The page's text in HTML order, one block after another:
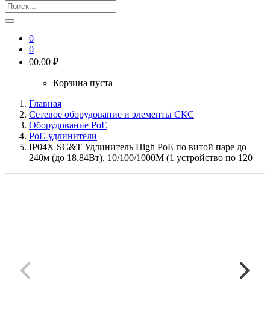
0
0
00.00 ₽
Корзина пуста
Главная
Сетевое оборудование и элементы СКС
Оборудование PoE
PoE-удлинители
IP04X SC&T Удлинитель High PoE по витой паре до
240м (до 18.84Вт), 10/100/1000M (1 устройство по 120